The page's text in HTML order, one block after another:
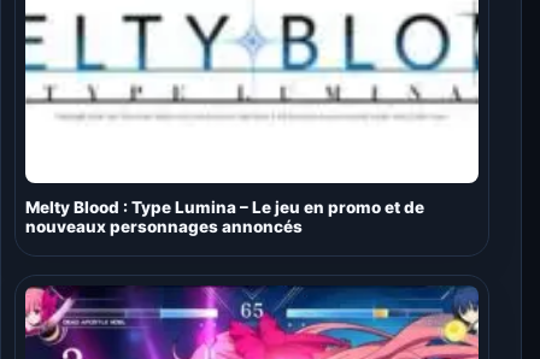
Melty Blood : Type Lumina – Le jeu en promo et de
nouveaux personnages annoncés